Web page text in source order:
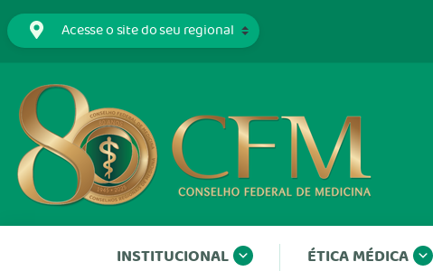
INSTITUCIONAL ÉTICA MÉDICA